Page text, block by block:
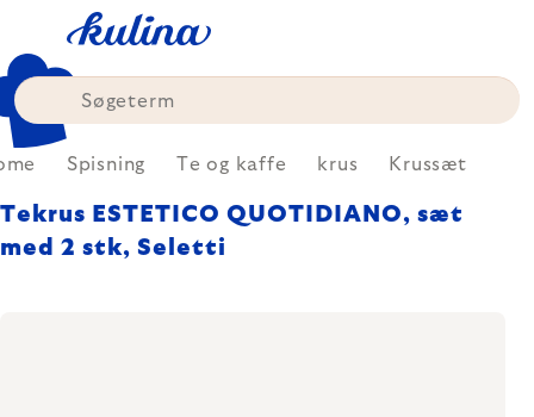
content
Spisning Te og kaffe krus Krussæt
Tekrus ESTETICO QUOTIDIANO, sæt
med 2 stk, Seletti